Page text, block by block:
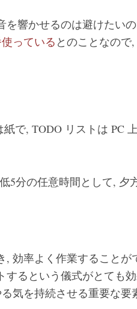
響かせるのは避けたい
っている とのことなので
で, TODO リストは PC
5分の任意時間として,
, 効率よく作業すること
るという儀式がとても
気を持続させる重要な要